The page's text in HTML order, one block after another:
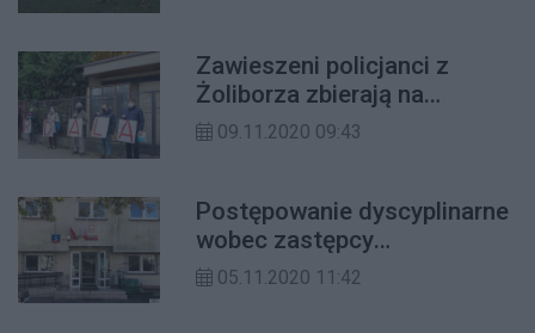
Zawieszeni policjanci z
Żoliborza zbierają na
prawników
09.11.2020 09:43
Postępowanie dyscyplinarne
wobec zastępcy
komendanta i 5 innych
05.11.2020 11:42